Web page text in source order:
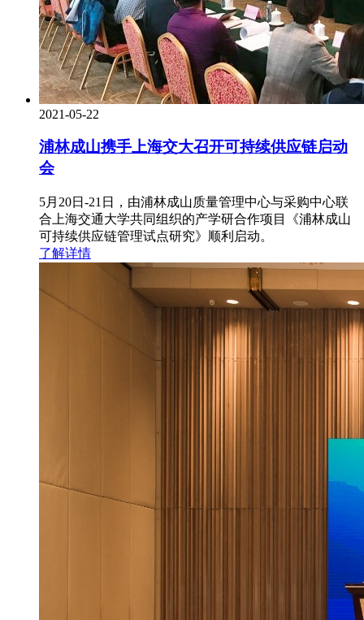
2021-05-22
浦林成山携手上海交大召开可持续供应链启动
会
5月20日-21日，由浦林成山质量管理中心与采购中心联
合上海交通大学共同组织的产学研合作项目《浦林成山
可持续供应链管理试点研究》顺利启动。
了解详情